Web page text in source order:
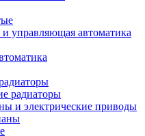
управляющая автоматика
радиаторы
и электрические приводы